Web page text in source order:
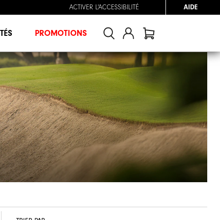
ACTIVER L'ACCESSIBILITÉ AIDE
PROMOTIONS